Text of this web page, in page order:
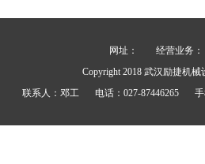
网址：
经营业务：
Copyright 2018 武汉励捷机械
联系人： 邓工 电话： 027-87446265